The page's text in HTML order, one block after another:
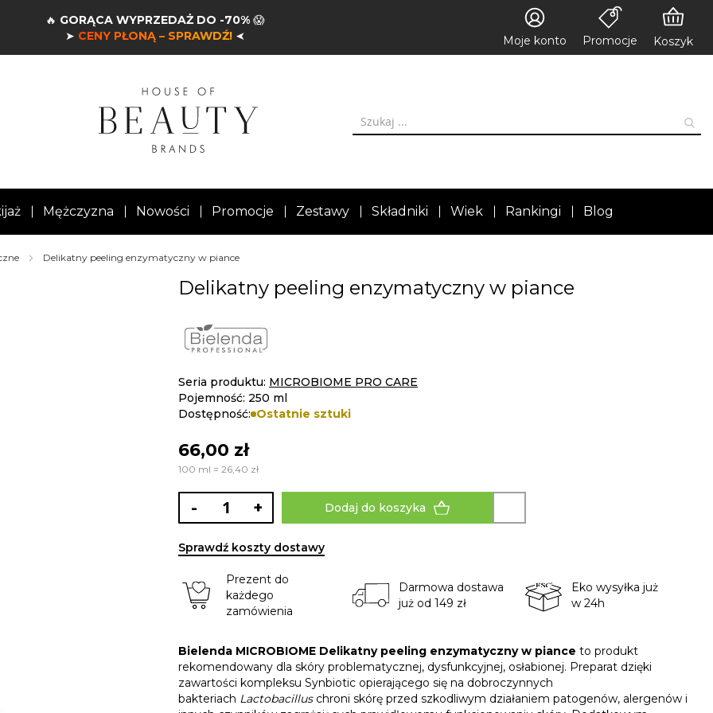
🔥 GORĄCA WYPRZEDAŻ DO -70%😱
➤ CENY PŁONĄ – SPRAWDŹ! ➤ Moje konto Promocje Koszyk
Mężczyzna Nowości Promocje Zestawy Składniki Wiek Rankingi Blog
Delikatny peeling enzymatyczny w piance
Delikatny peeling enzymatyczny w piance
Seria produktu: MICROBIOME PRO CARE
Pojemność: 250 ml
Dostępność: Ostatnie sztuki
66,00 zł
100 ml = 26,40 zł
- + Dodaj do koszyka
Sprawdź koszty dostawy
Prezent do
każdego
zamówienia
Darmowa dostawa
już od 149 zł
Eko wysyłka już
w 24h
Bielenda MICROBIOME Delikatny peeling enzymatyczny w piance to produkt
rekomendowany dla skóry problematycznej, dysfunkcyjnej, osłabionej. Preparat dzięki
zawartości kompleksu Synbiotic opierającego się na dobroczynnych
bakteriach Lactobacilluschroni skórę przed szkodliwym działaniem patogenów, alergenów i